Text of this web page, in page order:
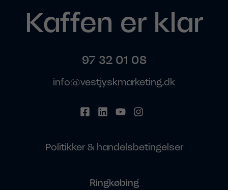
Kaffen er klar
97 32 01 08
info@vestjyskmarketing.dk
Politikker & handelsbetingelser
Ringkøbing